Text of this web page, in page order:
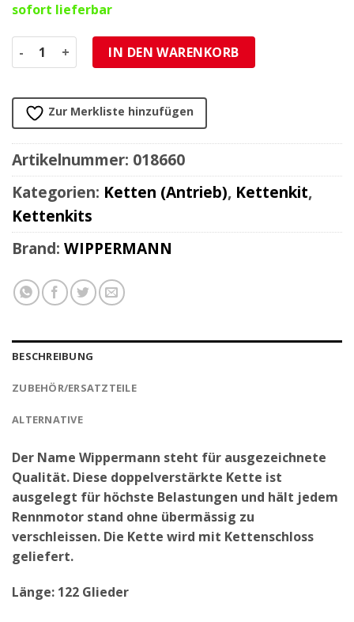
sofort lieferbar
Antriebskette Mofa WIPPERMANN 415 122L, Kette 415
IN DEN WARENKORB
Zur Merkliste hinzufügen
Artikelnummer: 018660
Kategorien: Ketten (Antrieb), Kettenkit,
Kettenkits
Brand: WIPPERMANN
BESCHREIBUNG
ZUBEHÖR/ERSATZTEILE
ALTERNATIVE
Der Name Wippermann steht für ausgezeichnete
Qualität. Diese doppelverstärkte Kette ist
ausgelegt für höchste Belastungen und hält jedem
Rennmotor stand ohne übermässig zu
verschleissen. Die Kette wird mit Kettenschloss
geliefert.
Länge: 122 Glieder